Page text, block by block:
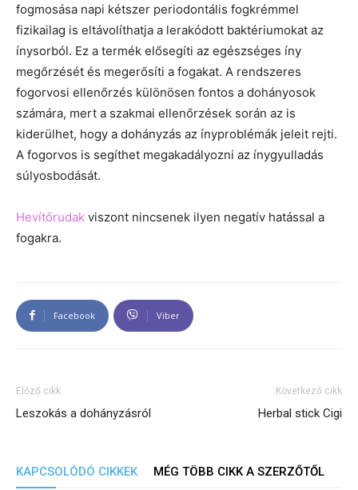
fogmosása napi kétszer periodontális fogkrémmel
fizikailag is eltávolíthatja a lerakódott baktériumokat az
ínysorból. Ez a termék elősegíti az egészséges íny
megőrzését és megerősíti a fogakat. A rendszeres
fogorvosi ellenőrzés különösen fontos a dohányosok
számára, mert a szakmai ellenőrzések során az is
kiderülhet, hogy a dohányzás az ínyproblémák jeleit rejti.
A fogorvos is segíthet megakadályozni az ínygyulladás
súlyosbodását.
Hevítőrudak viszont nincsenek ilyen negatív hatással a
fogakra.
Facebook Viber
Előző cikk
Leszokás a dohányzásról
Következő cikk
Herbal stick Cigi
KAPCSOLÓDÓ CIKKEK MÉG TÖBB CIKK A SZERZŐTŐL